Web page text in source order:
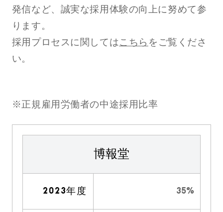
発信など、誠実な採用体験の向上に努めて参
ります。
採用プロセスに関しては こちら をご覧くださ
い。
※正規雇用労働者の中途採用比率
博報堂
2023年度 35%